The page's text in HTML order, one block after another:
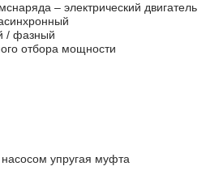
– электрический двигатель
/ фазный
отбора мощности
упругая муфта